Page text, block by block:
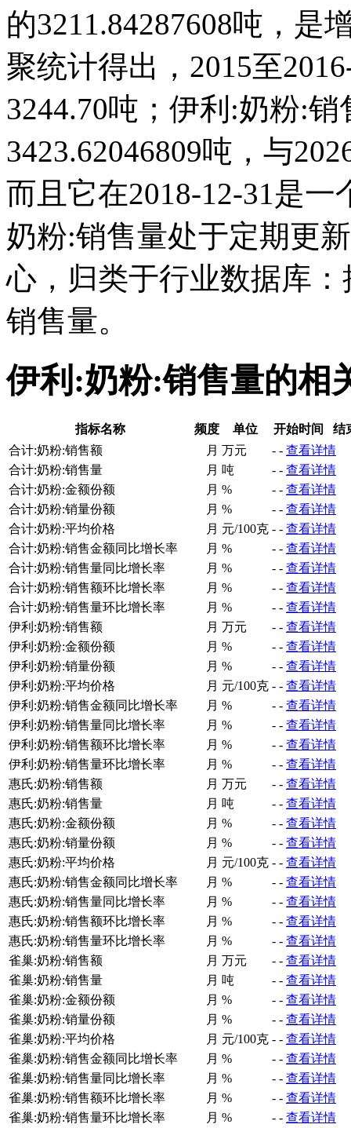
的3211.84287608吨，是
聚统计得出，2015至
3244.70吨；伊利:奶粉:销
3423.62046809吨，与
而且它在2018-12-31是
奶粉:销售量处于定期更
心，归类于行业数据库
销售量。
伊利:奶粉:销售量的相
指标名称 频度 单位 开始时间
结
合计:奶粉:销售额
月 万元 - - 查看详情
合计:奶粉:销售量
月 吨 - - 查看详情
合计:奶粉:金额份额
月 % - - 查看详情
合计:奶粉:销量份额
月 % - - 查看详情
合计:奶粉:平均价格
月 元/100克 - - 查看详情
合计:奶粉:销售金额同比增长率
月 % - - 查看详情
合计:奶粉:销售量同比增长率
月 % - - 查看详情
合计:奶粉:销售额环比增长率
月 % - - 查看详情
合计:奶粉:销售量环比增长率
月 % - - 查看详情
伊利:奶粉:销售额
月 万元 - - 查看详情
伊利:奶粉:金额份额
月 % - - 查看详情
伊利:奶粉:销量份额
月 % - - 查看详情
伊利:奶粉:平均价格
月 元/100克 - - 查看详情
伊利:奶粉:销售金额同比增长率
月 % - - 查看详情
伊利:奶粉:销售量同比增长率
月 % - - 查看详情
伊利:奶粉:销售额环比增长率
月 % - - 查看详情
伊利:奶粉:销售量环比增长率
月 % - - 查看详情
惠氏:奶粉:销售额
月 万元 - - 查看详情
惠氏:奶粉:销售量
月 吨 - - 查看详情
惠氏:奶粉:金额份额
月 % - - 查看详情
惠氏:奶粉:销量份额
月 % - - 查看详情
惠氏:奶粉:平均价格
月 元/100克 - - 查看详情
惠氏:奶粉:销售金额同比增长率
月 % - - 查看详情
惠氏:奶粉:销售量同比增长率
月 % - - 查看详情
惠氏:奶粉:销售额环比增长率
月 % - - 查看详情
惠氏:奶粉:销售量环比增长率
月 % - - 查看详情
雀巢:奶粉:销售额
月 万元 - - 查看详情
雀巢:奶粉:销售量
月 吨 - - 查看详情
雀巢:奶粉:金额份额
月 % - - 查看详情
雀巢:奶粉:销量份额
月 % - - 查看详情
雀巢:奶粉:平均价格
月 元/100克 - - 查看详情
雀巢:奶粉:销售金额同比增长率
月 % - - 查看详情
雀巢:奶粉:销售量同比增长率
月 % - - 查看详情
雀巢:奶粉:销售额环比增长率
月 % - - 查看详情
雀巢:奶粉:销售量环比增长率
月 % - - 查看详情